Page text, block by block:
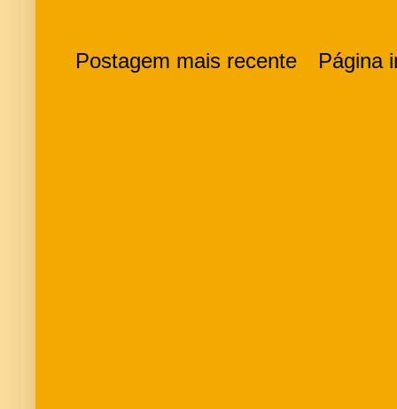
Postagem mais recente Página